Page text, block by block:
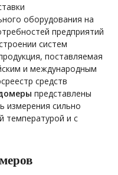
оборудования на
предприятий
систем
поставляемая
и международным
средств
представлены
измерения сильно
температурой и с